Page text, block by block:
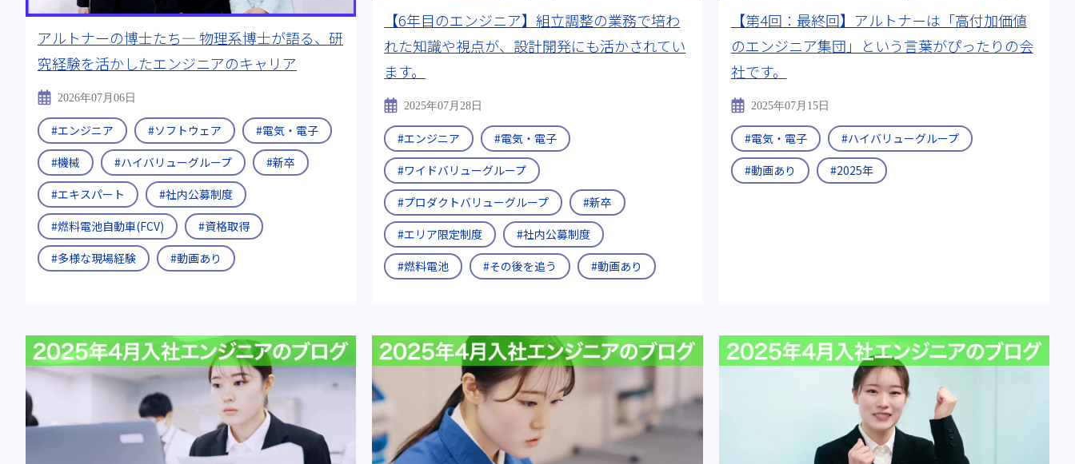
ブログ年度: #2019年 #2024年 #2025年 #2026年
出身: #工学部 工業化学科 #航空宇宙学科 #理学研究科 化学専攻 #量子物理学
すべて
アルトナーの博士たち― 物理系博士が語る、研
究経験を活かしたエンジニアのキャリア
2026年07月06日
#エンジニア #ソフトウェア
#電気・電子
#機械
#ハイバリューグループ
#新卒
#エキスパート
#社内公募制度
#燃料電池自動車(FCV)
#資格取得
#多様な現場経験
#動画あり
【6年目のエンジニア】組立調整の業務で培わ
れた知識や視点が、設計開発にも活かされてい
ます。
2025年07月28日
#エンジニア
#電気・電子
#ワイドバリューグループ
#プロダクトバリューグループ
#新卒
#エリア限定制度
#社内公募制度
#燃料電池
#その後を追う #動画あり
【第4回：最終回】アルトナーは「高付加価値
のエンジニア集団」という言葉がぴったりの会
社です。
2025年07月15日
#電気・電子
#ハイバリューグループ
#動画あり
#2025年